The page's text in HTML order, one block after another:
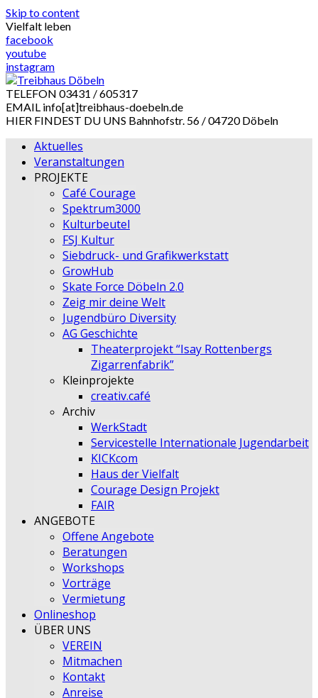
Skip to content
Vielfalt leben
facebook
youtube
instagram
TELEFON 03431 / 605317
EMAIL info[at]treibhaus-doebeln.de
HIER FINDEST DU UNS Bahnhofstr. 56 / 04720 Döbeln
Aktuelles
Veranstaltungen
PROJEKTE
Café Courage
Spektrum3000
Kulturbeutel
FSJ Kultur
Siebdruck- und Grafikwerkstatt
GrowHub
Skate Force Döbeln 2.0
Zeig mir deine Welt
Jugendbüro Diversity
AG Geschichte
Theaterprojekt “Isay Rottenbergs
Zigarrenfabrik”
Kleinprojekte
creativ.café
Archiv
WerkStadt
Servicestelle Internationale Jugendarbeit
KICKcom
Haus der Vielfalt
Courage Design Projekt
FAIR
ANGEBOTE
Offene Angebote
Beratungen
Workshops
Vorträge
Vermietung
Onlineshop
ÜBER UNS
VEREIN
Mitmachen
Kontakt
Anreise